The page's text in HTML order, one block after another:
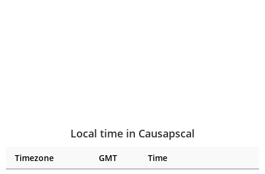
Local time in Causapscal
Timezone GMT
Time